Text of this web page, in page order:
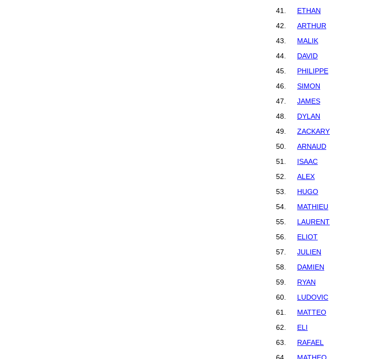
41.
ETHAN
42.
ARTHUR
43.
MALIK
44.
DAVID
45.
PHILIPPE
46.
SIMON
47.
JAMES
48.
DYLAN
49.
ZACKARY
50.
ARNAUD
51.
ISAAC
52.
ALEX
53.
HUGO
54.
MATHIEU
55.
LAURENT
56.
ELIOT
57.
JULIEN
58.
DAMIEN
59.
RYAN
60.
LUDOVIC
61.
MATTEO
62.
ELI
63.
RAFAEL